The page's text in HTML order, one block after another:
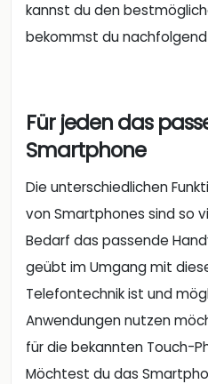
kannst du den
bekommst du
Für jeden das
Smartphone
Die unterschiedlichen
von Smartphones sind so
Bedarf das passende
geübt im Umgang mit
Telefontechnik ist und
Anwendungen nutzen
für die bekannten Touch-
Möchtest du das